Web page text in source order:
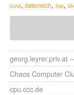
zune, österreich, övp,
georg.leyrer.priv.at
Chaos Computer
cpu.ccc.de